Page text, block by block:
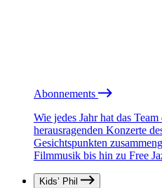
Abonnements
Wie jedes Jahr hat das
herausragenden Konzerte
Gesichtspunkten
Filmmusik bis hin zu Free
Kids’ Phil